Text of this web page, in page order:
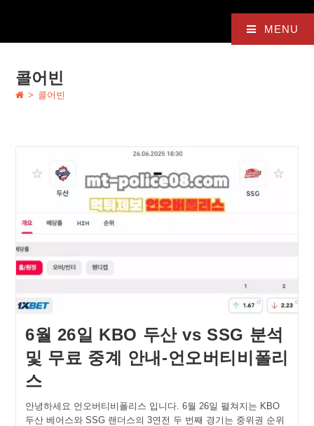
MENU
콜어빈
> 콜어빈
6월 26일 KBO 두산 vs SSG 분석
및 무료 중계 안내-언오버티비폴리
스
안녕하세요 언오버티비폴리스 입니다. 6월 26일 펼쳐지는 KBO
두산 베어스와 SSG 랜더스의 3연전 두 번째 경기는 중위권 순위